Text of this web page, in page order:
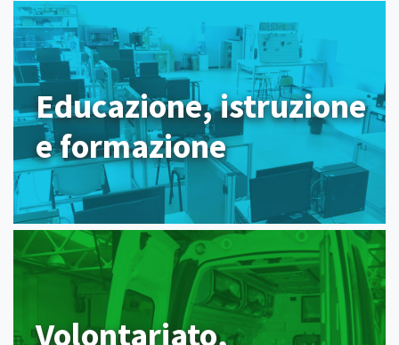
Educazione, istruzione
e formazione
Volontariato,